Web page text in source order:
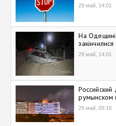
29 май, 14:01
На Одещині
29 май, 14:01
румынском
29 май, 09:18